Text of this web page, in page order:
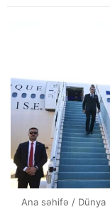
Ana səhifə / Dünya